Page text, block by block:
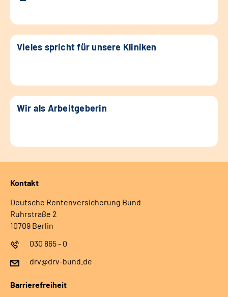
Vieles spricht für unsere Kliniken
Wir als Arbeitgeberin
Kontakt
Deutsche Rentenversicherung Bund
Ruhrstraße 2
10709 Berlin
030 865 - 0
drv@drv-bund.de
Barrierefreiheit